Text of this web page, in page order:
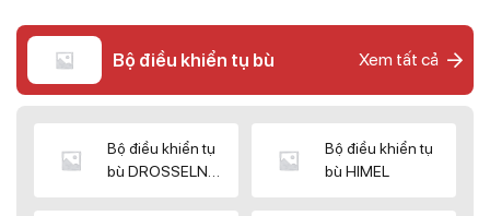
Bộ điều khiển tụ bù Xem tất cả
Bộ điều khiển tụ
bù DROSSELN
Bộ điều khiển tụ
bù HIMEL